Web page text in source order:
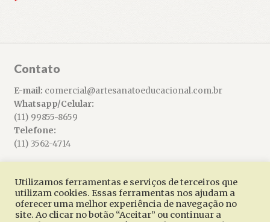
Contato
E-mail: comercial@artesanatoeducacional.com.br
Whatsapp/Celular:
(11) 99855-8659
Telefone:
(11) 3562-4714
© Artesanato Educacional 2026
Utilizamos ferramentas e serviços de terceiros que
utilizam cookies. Essas ferramentas nos ajudam a
oferecer uma melhor experiência de navegação no
site. Ao clicar no botão “Aceitar” ou continuar a